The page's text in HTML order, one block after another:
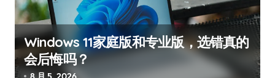
Windows 11家庭版和专业版，选错真的
会后悔吗？